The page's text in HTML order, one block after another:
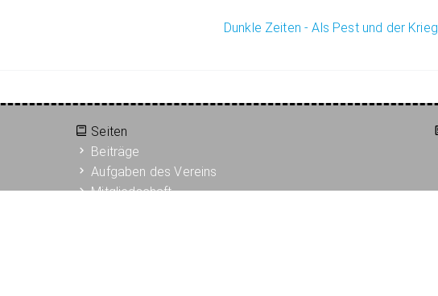
Dunkle Zeiten - Als Pest und der
Seiten
Beiträge
Aufgaben des Vereins
Mitgliedschaft